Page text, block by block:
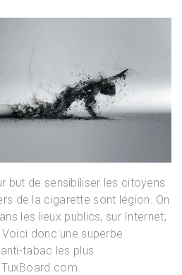
but de sensibiliser les citoyens
de la cigarette sont légion. On
les lieux publics, sur Internet;
donc une superbe
tabac les plus